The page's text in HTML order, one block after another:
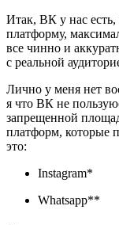
Итак, ВК у нас
платформу,
все чинно и
с реальной
Лично у меня нет
я что ВК не
запрещенной
платформ, которые
это:
Instagram*
Whatsapp**